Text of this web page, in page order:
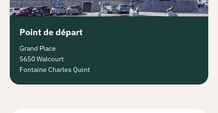
Point de départ
Grand Place
5650 Walcourt
Fontaine Charles Quint